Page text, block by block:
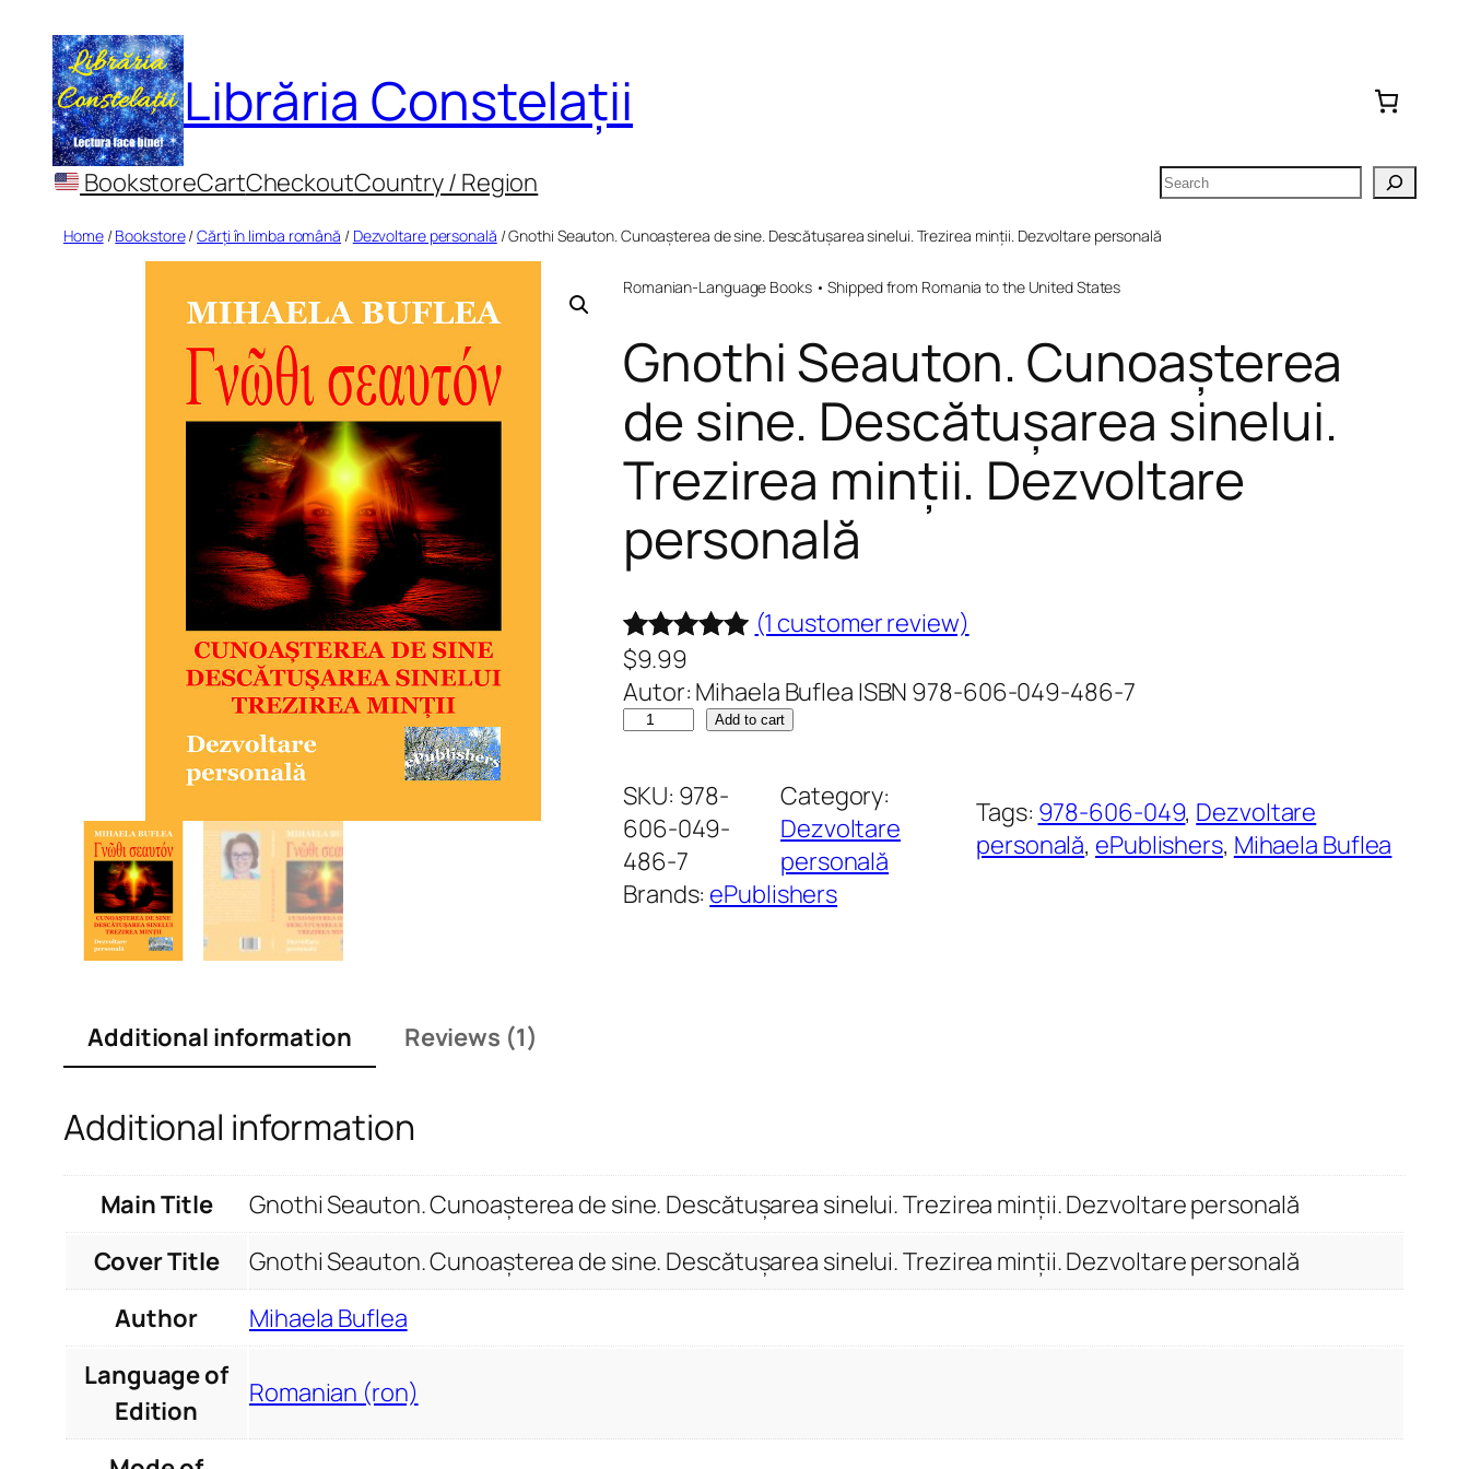
content
Librăria Constelații
BookstoreCartCheckoutCountry / Region Search
Home/Bookstore/Cărți în limba română / Dezvoltare personală / Gnothi Seauton. Cunoașterea de sine. Descătușarea sinelui. Trezirea minții. Dezvoltare personală
Romanian-Language Books • Shipped from Romania to the United States
Gnothi Seauton. Cunoașterea
de sine. Descătușarea sinelui.
Trezirea minții. Dezvoltare
personală
Rated
out of 5
based on
1
rating
(1 customer review)
$9.99
Autor: Mihaela Buflea ISBN 978-606-049-486-7
G
o
t
h
i
C
u
n
o
ș
r
Add to cart
SKU: 978-
606-049-
486-7
Category:
Dezvoltare
personală
Tags: 978-606-049, Dezvoltare
personală, ePublishers, Mihaela Buflea
Brands: ePublishers
Additional information Reviews (1)
Additional information
Main Title
Gnothi Seauton. Cunoașterea de sine. Descătușarea sinelui. Trezirea minții. Dezvoltare personală
Cover Title
Gnothi Seauton. Cunoașterea de sine. Descătușarea sinelui. Trezirea minții. Dezvoltare personală
Author
Mihaela Buflea
Language of
Edition
Romanian (ron)